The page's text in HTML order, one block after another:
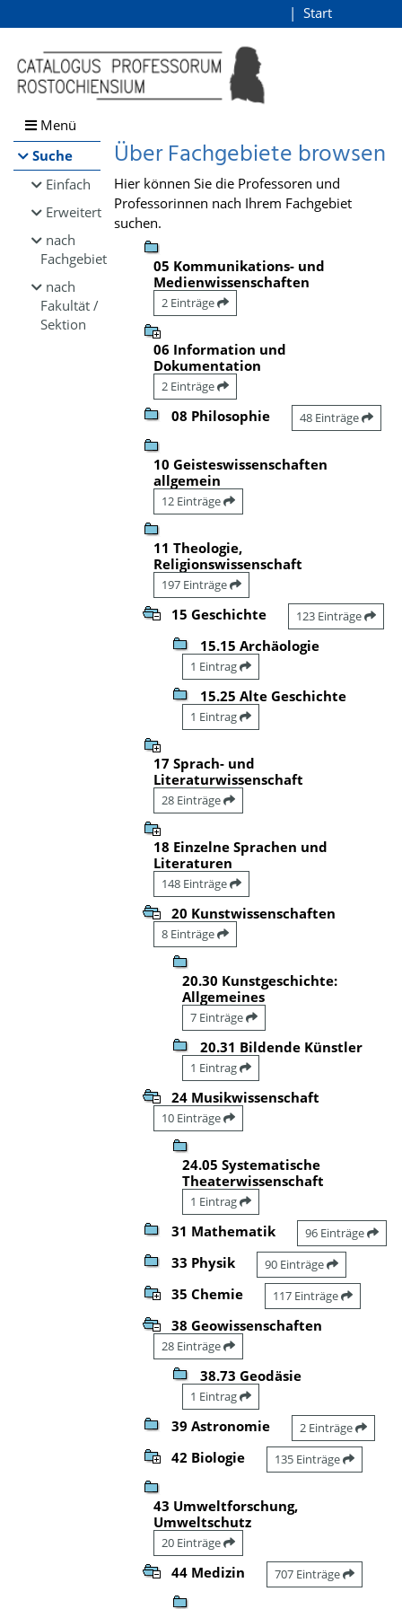
Browsen
direkt zum Inhalt
Start
Menü
Suche
Einfach
Erweitert
nach
Fachgebiet
nach
Fakultät /
Sektion
Über Fachgebiete browsen
Hier können Sie die Professoren und
Professorinnen nach Ihrem Fachgebiet
suchen.
05 Kommunikations- und
Medienwissenschaften
2 Einträge
06 Information und
Dokumentation
2 Einträge
08 Philosophie 48 Einträge
10 Geisteswissenschaften
allgemein
12 Einträge
11 Theologie,
Religionswissenschaft
197 Einträge
15 Geschichte 123 Einträge
15.15 Archäologie
1 Eintrag
15.25 Alte Geschichte
1 Eintrag
17 Sprach- und
Literaturwissenschaft
28 Einträge
18 Einzelne Sprachen und
Literaturen
148 Einträge
20 Kunstwissenschaften
8 Einträge
20.30 Kunstgeschichte:
Allgemeines
7 Einträge
20.31 Bildende Künstler
1 Eintrag
24 Musikwissenschaft
10 Einträge
24.05 Systematische
Theaterwissenschaft
1 Eintrag
31 Mathematik 96 Einträge
33 Physik 90 Einträge
35 Chemie 117 Einträge
38 Geowissenschaften
28 Einträge
38.73 Geodäsie
1 Eintrag
39 Astronomie 2 Einträge
42 Biologie 135 Einträge
43 Umweltforschung,
Umweltschutz
20 Einträge
44 Medizin 707 Einträge